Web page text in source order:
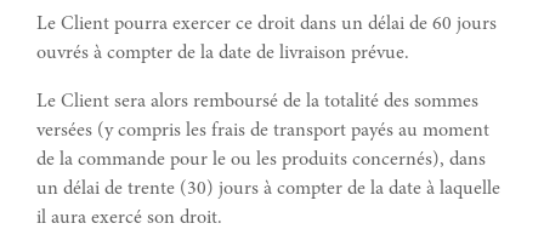
Le Client pourra exercer ce droit dans un délai de 60 jours
ouvrés à compter de la date de livraison prévue.
Le Client sera alors remboursé de la totalité des sommes
versées (y compris les frais de transport payés au moment
de la commande pour le ou les produits concernés), dans
un délai de trente (30) jours à compter de la date à laquelle
il aura exercé son droit.